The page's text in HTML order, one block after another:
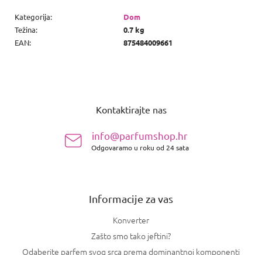
Kategorija:
Dom
Težina:
0.7 kg
EAN: 875484009661
Kontaktirajte nas
info@parfumshop.hr
Odgovaramo u roku od 24 sata
Informacije za vas
Konverter
Zašto smo tako jeftini?
Odaberite parfem svog srca prema dominantnoj komponenti